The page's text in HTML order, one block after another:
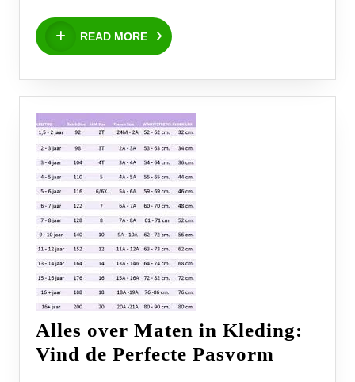
READ MORE
READ
MORE
Alles over Maten in Kleding:
Vind de Perfecte Pasvorm